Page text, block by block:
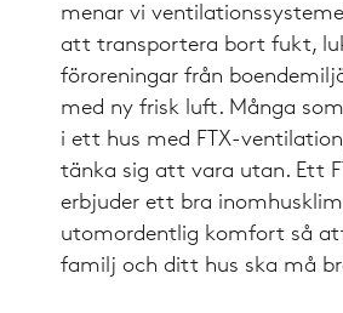
menar vi
att transportera bort fukt,
föroreningar från
med ny frisk luft. Många
i ett hus med FTX-
tänka sig att vara utan. Ett
erbjuder ett bra
utomordentlig komfort så
familj och ditt hus ska må